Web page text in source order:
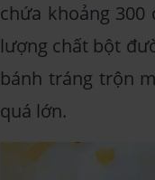
chứa khoảng 300
lượng chất bột
bánh tráng trộn
quá lớn.